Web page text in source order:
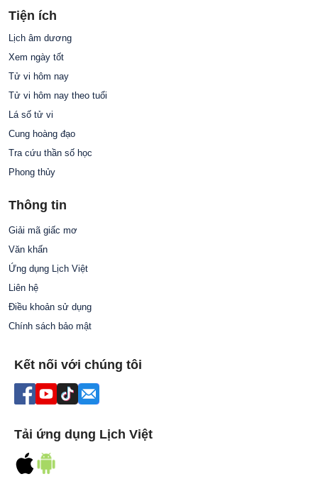
Tiện ích
Lịch âm dương
Xem ngày tốt
Tử vi hôm nay
Tử vi hôm nay theo tuổi
Lá số tử vi
Cung hoàng đạo
Tra cứu thần số học
Phong thủy
Thông tin
Giải mã giấc mơ
Văn khấn
Ứng dụng Lịch Việt
Liên hệ
Điều khoản sử dụng
Chính sách bảo mật
Kết nối với chúng tôi
Tải ứng dụng Lịch Việt